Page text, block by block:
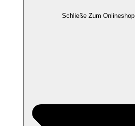
Schließe Zum Onlineshop